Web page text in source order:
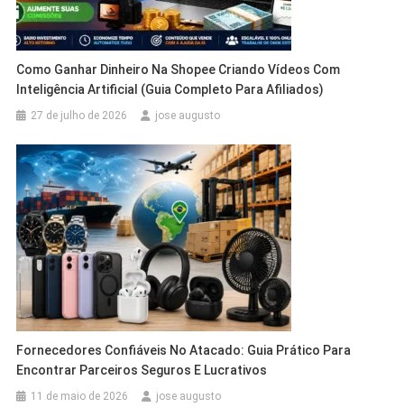
Como Ganhar Dinheiro Na Shopee Criando Vídeos Com
Inteligência Artificial (Guia Completo Para Afiliados)
27 de julho de 2026 jose augusto
Fornecedores Confiáveis No Atacado: Guia Prático Para
Encontrar Parceiros Seguros E Lucrativos
11 de maio de 2026 jose augusto